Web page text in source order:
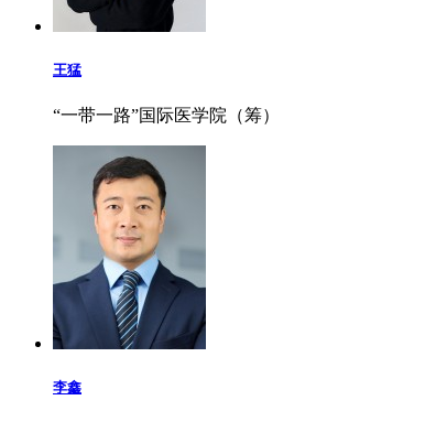
王猛
“一带一路”国际医学院（筹）
李鑫